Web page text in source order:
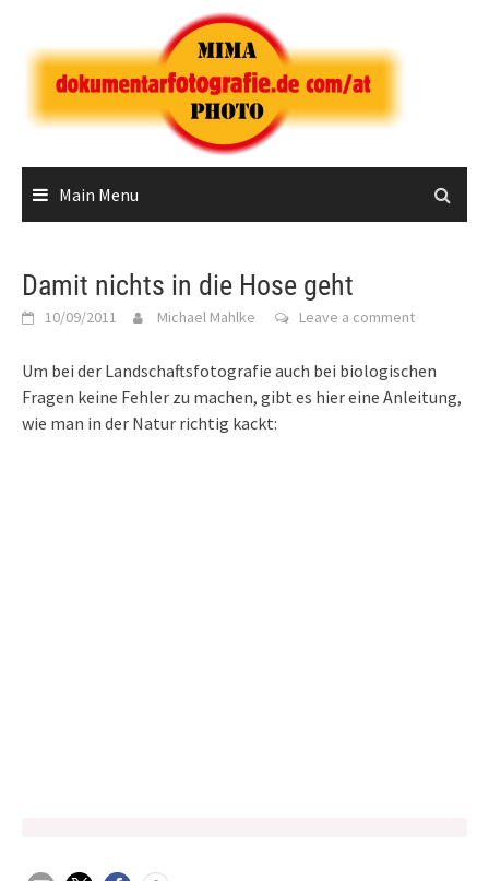
content
Main Menu
Damit nichts in die Hose geht
10/09/2011 Michael Mahlke Leave a comment
Um bei der Landschaftsfotografie auch bei biologischen
Fragen keine Fehler zu machen, gibt es hier eine Anleitung,
wie man in der Natur richtig kackt: